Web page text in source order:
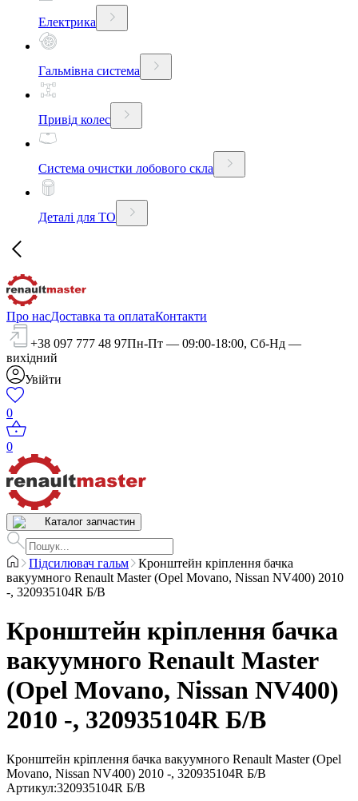
Електрика
Гальмівна система
Привід колес
Система очистки лобового скла
Деталі для ТО
Про насДоставка та оплатаКонтакти
+38 097 777 48 97Пн-Пт — 09:00-18:00, Сб-Нд —
вихідний
Увійти
0
0
Каталог запчастин
Підсилювач гальм
Кронштейн кріплення бачка
вакуумного Renault Master (Opel Movano, Nissan NV400) 2010
-, 320935104R Б/В
Кронштейн кріплення бачка
вакуумного Renault Master
(Opel Movano, Nissan NV400)
2010 -, 320935104R Б/В
Кронштейн кріплення бачка вакуумного Renault Master (Opel
Movano, Nissan NV400) 2010 -, 320935104R Б/В
Артикул:320935104R Б/В